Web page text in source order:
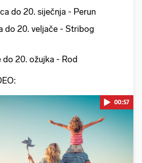
do 20. siječnja - Perun
do 20. veljače - Stribog
do 20. ožujka - Rod
00:57